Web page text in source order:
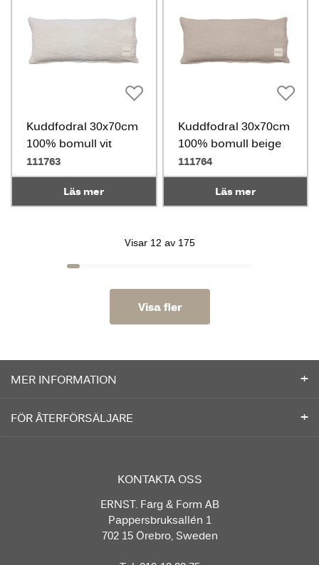
Kuddfodral 30x70cm
100% bomull vit
111763
Läs mer
Kuddfodral 30x70cm
100% bomull beige
111764
Läs mer
Visar 12 av 175
Visa fler
MER INFORMATION
FÖR ÅTERFÖRSÄLJARE
KONTAKTA OSS
ERNST. Färg & Form AB
Pappersbruksallén 1
702 15 Örebro, Sweden